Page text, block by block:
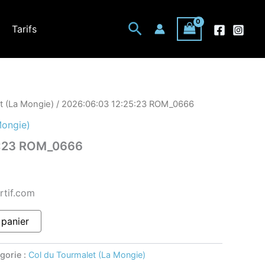
Tarifs Rechercher
(La Mongie) / 2026:06:03 12:25:23 ROM_0666
ROM_0666
: Col du Tourmalet (La Mongie)